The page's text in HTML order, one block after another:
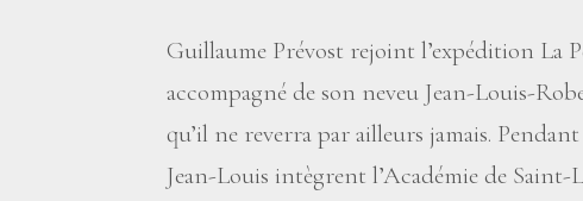
Guillaume Prévost rejoint l’expédition La
accompagné de son neveu Jean-Louis-
qu’il ne reverra par ailleurs jamais. Pendant
Jean-Louis intègrent l’Académie de